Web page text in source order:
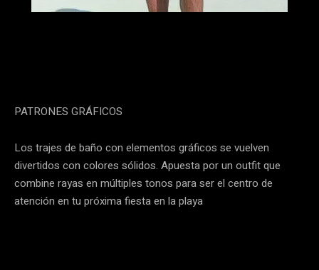
PATRONES GRÁFICOS
Los trajes de baño con elementos gráficos se vuelven
divertidos con colores sólidos. Apuesta por un outfit que
combine rayas en múltiples tonos para ser el centro de
atención en tu próxima fiesta en la playa